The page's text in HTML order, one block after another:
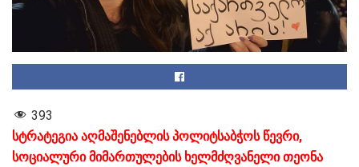
393
სტრატეგია აღმაშენებლის პოლიტსაბჭოს წევრი,
სოციალური მიმართულების ხელმძღვანელი თეონა